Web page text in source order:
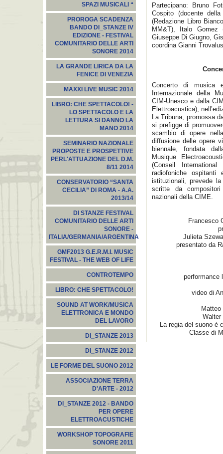
SPAZI MUSICALI “
PROROGA SCADENZA
BANDO DI_STANZE IV
EDIZIONE - FESTIVAL
COMUNITARIO DELLE ARTI
SONORE 2014
LA GRANDE LIRICA DA LA
FENICE DI VENEZIA
MAXXI LIVE MUSIC 2014
LIBRO: CHE SPETTACOLO! -
LO SPETTACOLO E LA
LETTURA SI DANNO LA
MANO 2014
SEMINARIO NAZIONALE
PROPOSTE E PROSPETTIVE
PERL'ATTUAZIONE DEL D.M.
8/11 2014
CONSERVATORIO “SANTA
CECILIA” DI ROMA - A.A.
2013/14
DI STANZE FESTIVAL
COMUNITARIO DELLE ARTI
SONORE -
ITALIA/GERMANIA/ARGENTINA
GMF2013 G.E.R.M.I. MUSIC
FESTIVAL - THE WEB OF LIFE
CONTROTEMPO
LIBRO: CHE SPETTACOLO!
SOUND AT WORK/MUSICA
ELETTRONICA E MONDO
DEL LAVORO
DI_STANZE 2013
DI_STANZE 2012
LE FORME DEL SUONO 2012
ASSOCIAZIONE TERRA
D'ARTE - 2012
DI_STANZE 2012 - BANDO
PER OPERE
ELETTROACUSTICHE
WORKSHOP TOPOGRAFIE
SONORE 2011
Partecipano: Bruno
Cospito (docente
(Redazione Libro
MM&T), Italo Gomez
Giuseppe Di Giugno,
coordina Gianni
Concerto di musica
Internazionale della
CIM-Unesco e dalla
Elettroacustica),
La Tribuna, promossa
si prefigge di
scambio di opere
diffusione delle opere
biennale, fondata
Musique
(Conseil
radiofoniche
istituzionali, prevede
scritte da
nazionali della CIME.
Francesco
Julieta
presentato da
performance
video di
La regia del suono è
Classe di